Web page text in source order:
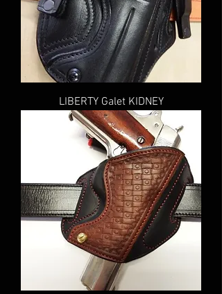
LIBERTY Galet KIDNEY